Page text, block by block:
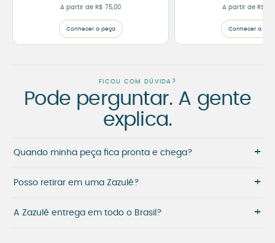
A partir de R$ 75,00
Conhecer a peça
A partir de R$
Conhecer a
FICOU COM DÚVIDA?
Pode perguntar. A gente
explica.
Quando minha peça fica pronta e chega? +
Posso retirar em uma Zazulê? +
A Zazulê entrega em todo o Brasil? +